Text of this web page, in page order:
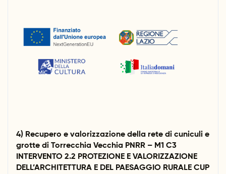
4) Recupero e valorizzazione della rete di cuniculi e
grotte di Torrecchia Vecchia PNRR – M1 C3
INTERVENTO 2.2 PROTEZIONE E VALORIZZAZIONE
DELL’ARCHITETTURA E DEL PAESAGGIO RURALE CUP